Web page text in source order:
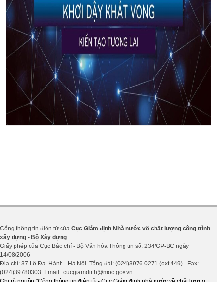
Cổng thông tin điện tử của Cục Giám định Nhà nước về chất lượng công trình
xây dựng - Bộ Xây dựng
Giấy phép của Cục Báo chí - Bộ Văn hóa Thông tin số: 234/GP-BC ngày
14/08/2006
Địa chỉ: 37 Lê Đại Hành - Hà Nội. Tổng đài: (024)3976 0271 (ext 449) - Fax:
(024)39780303. Email : cucgiamdinh@moc.gov.vn